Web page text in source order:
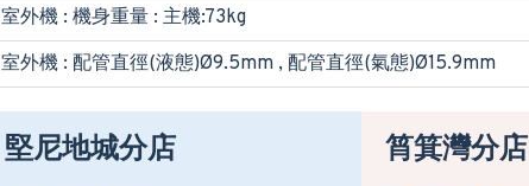
室外機 : 機身重量 : 主機:73kg
室外機 : 配管直徑(液態)Ø9.5mm , 配管直徑(氣態)Ø15.9mm
堅尼地城分店 筲箕灣分店